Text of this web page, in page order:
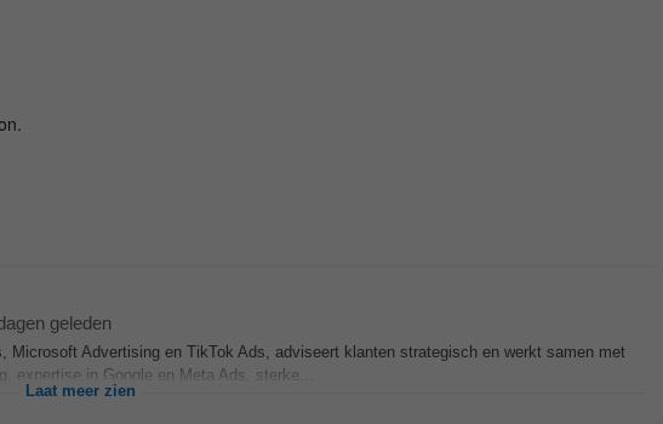
geleden
Microsoft Advertising en TikTok Ads, adviseert klanten strategisch en werkt samen met
expertise in Google en Meta Ads, sterke...
Laat meer zien